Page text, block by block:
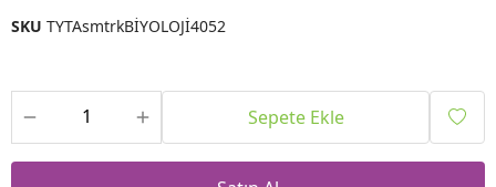
SKU TYTAsmtrkBİYOLOJİ4052
Sepete Ekle